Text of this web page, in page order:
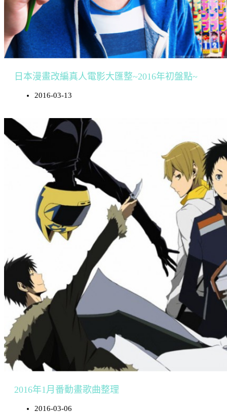
日本漫畫改編真人電影大匯整~2016年初盤點~
2016-03-13
2016年1月番動畫歌曲整理
2016-03-06